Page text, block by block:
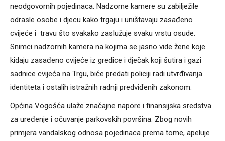
neodgovornih pojedinaca. Nadzorne kamere su zabilježile
odrasle osobe i djecu kako trgaju i uništavaju zasađeno
cvijeće i travu što svakako zaslužuje svaku vrstu osude.
Snimci nadzornih kamera na kojima se jasno vide žene koje
kidaju zasađeno cvijeće iz gredice i dječak koji šutira i gazi
sadnice cvijeća na Trgu, biće predati policiji radi utvrđivanja
identiteta i ostalih istražnih radnji predviđenih zakonom.
Općina Vogošća ulaže značajne napore i finansijska sredstva
za uređenje i očuvanje parkovskih površina. Zbog novih
primjera vandalskog odnosa pojedinaca prema tome, apeluje